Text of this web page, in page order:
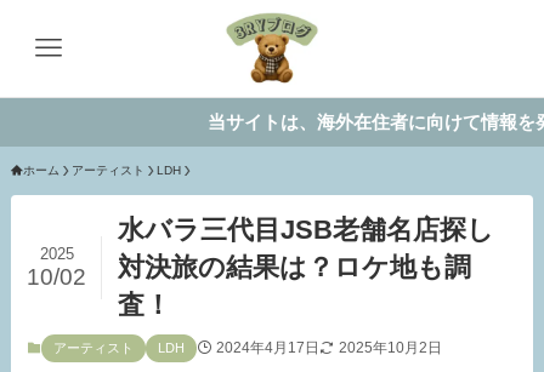
当サイトは、海外在住者に向けて情報を発信し
ホーム アーティスト LDH
水バラ三代目JSB老舗名店探し
対決旅の結果は？ロケ地も調
査！
2025
10/02
アーティスト LDH 2024年4月17日 2025年10月2日